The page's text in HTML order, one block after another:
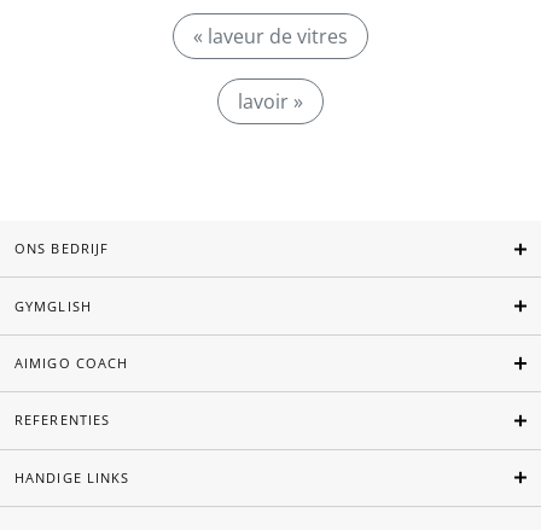
« laveur de vitres
lavoir »
ONS BEDRIJF
GYMGLISH
AIMIGO COACH
REFERENTIES
HANDIGE LINKS